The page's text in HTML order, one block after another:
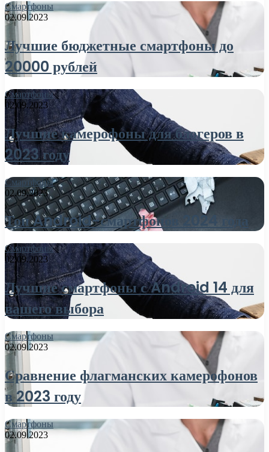
Смартфоны
02.09.2023
Лучшие бюджетные смартфоны до
20000 рублей
Смартфоны
02.09.2023
Лучшие камерофоны для блогеров в
2023 году
Смартфоны
02.09.2023
Топ Android-смартфонов 2024 года
Смартфоны
02.09.2023
Лучшие смартфоны с Android 14 для
вашего выбора
Смартфоны
02.09.2023
Сравнение флагманских камерофонов
в 2023 году
Смартфоны
02.09.2023